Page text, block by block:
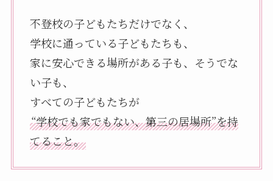
不登校の子どもたちだけでなく、
学校に通っている子どもたちも、
家に安心できる場所がある子も、そうでな
い子も、
すべての子どもたちが
“学校でも家でもない、第三の居場所”を持
てること。